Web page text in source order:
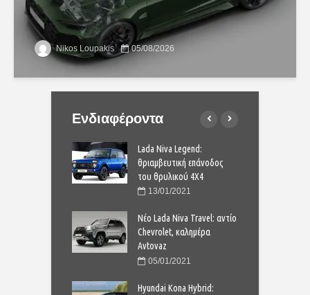
Nikos Loupakis 05/08/2026
Ενδιαφέροντα
Lada Niva Legend:
θριαμβευτική επάνοδος
του θρυλικού 4Χ4
13/01/2021
Νέο Lada Niva Travel: αντίο
Chevrolet, καλημέρα
Avtovaz
05/01/2021
Hyundai Kona Hybrid: